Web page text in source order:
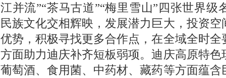
江并流”“茶马古道”“梅里雪山”四张世界级
民族文化交相辉映，发展潜力巨大，投资
优势，积极寻找更多合作点，在全域全时
方面助力迪庆补齐短板弱项。迪庆高原特
葡萄酒、食用菌、中药材、藏药等方面蕴